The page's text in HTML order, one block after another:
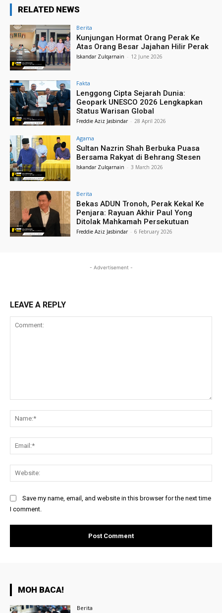
RELATED NEWS
Berita
Kunjungan Hormat Orang Perak Ke
Atas Orang Besar Jajahan Hilir Perak
Iskandar Zulqarnain - 12 June 2026
Fakta
Lenggong Cipta Sejarah Dunia:
Geopark UNESCO 2026 Lengkapkan
Status Warisan Global
Freddie Aziz Jasbindar - 28 April 2026
Agama
Sultan Nazrin Shah Berbuka Puasa
Bersama Rakyat di Behrang Stesen
Iskandar Zulqarnain - 3 March 2026
Berita
Bekas ADUN Tronoh, Perak Kekal Ke
Penjara: Rayuan Akhir Paul Yong
Ditolak Mahkamah Persekutuan
Freddie Aziz Jasbindar - 6 February 2026
- Advertisement -
LEAVE A REPLY
Save my name, email, and website in this browser for the next time
I comment.
MOH BACA!
Berita